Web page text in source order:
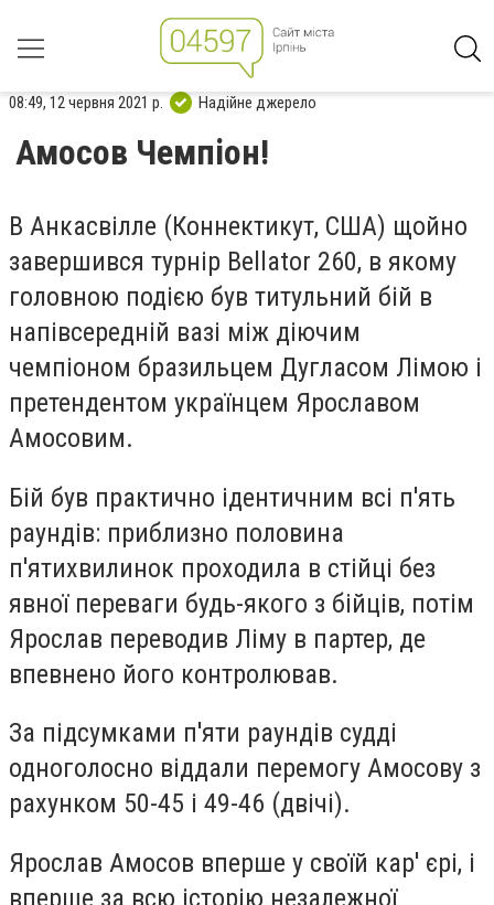
08:49, 12 червня 2021 р. Надійне джерело
Амосов Чемпіон!
В Анкасвілле (Коннектикут, США) щойно
завершився турнір Bellator 260, в якому
головною подією був титульний бій в
напівсередній вазі між діючим
чемпіоном бразильцем Дугласом Лімою і
претендентом українцем Ярославом
Амосовим.
Бій був практично ідентичним всі п'ять
раундів: приблизно половина
п'ятихвилинок проходила в стійці без
явної переваги будь-якого з бійців, потім
Ярослав переводив Ліму в партер, де
впевнено його контролював.
За підсумками п'яти раундів судді
одноголосно віддали перемогу Амосову з
рахунком 50-45 і 49-46 (двічі).
Ярослав Амосов вперше у своїй кар' єрі, і
вперше за всю історію незалежної